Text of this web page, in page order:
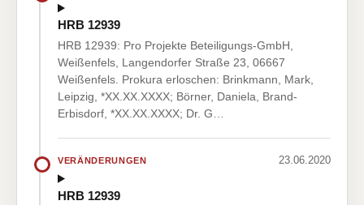
HRB 12939
HRB 12939: Pro Projekte Beteiligungs-GmbH,
Weißenfels, Langendorfer Straße 23, 06667
Weißenfels. Prokura erloschen: Brinkmann, Mark,
Leipzig, *XX.XX.XXXX; Börner, Daniela, Brand-
Erbisdorf, *XX.XX.XXXX; Dr. G…
VERÄNDERUNGEN 23.06.2020
HRB 12939